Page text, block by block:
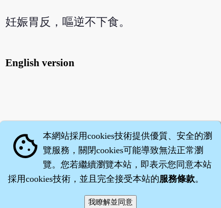
妊娠胃反，嘔逆不下食。
English version
‧沈藥子©2008～2026
cookie 本網站採用cookies技術提供優質、安全的瀏
覽服務，關閉cookies可能導致無法正常瀏
覽。您若繼續瀏覽本站，即表示您同意本站
採用cookies技術，並且完全接受本站的服務條款。